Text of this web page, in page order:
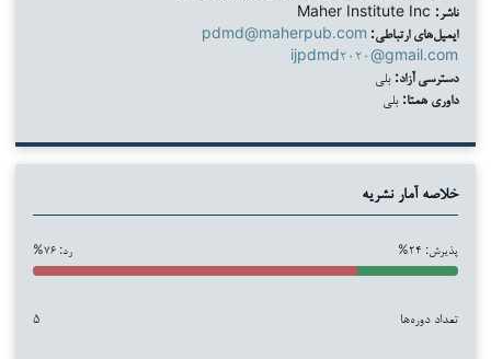
ناشر:
ایمیل‌های ارتباطی: pdmd@maherpub.com
ijpdmd۲۰۲۰@gmail.com
دسترسی آزاد: بلی
داوری همتا: بلی
خلاصه آمار نشریه
پذیرش: ۲۴% رد: ۷۶%
تعداد دوره‌ها ۵